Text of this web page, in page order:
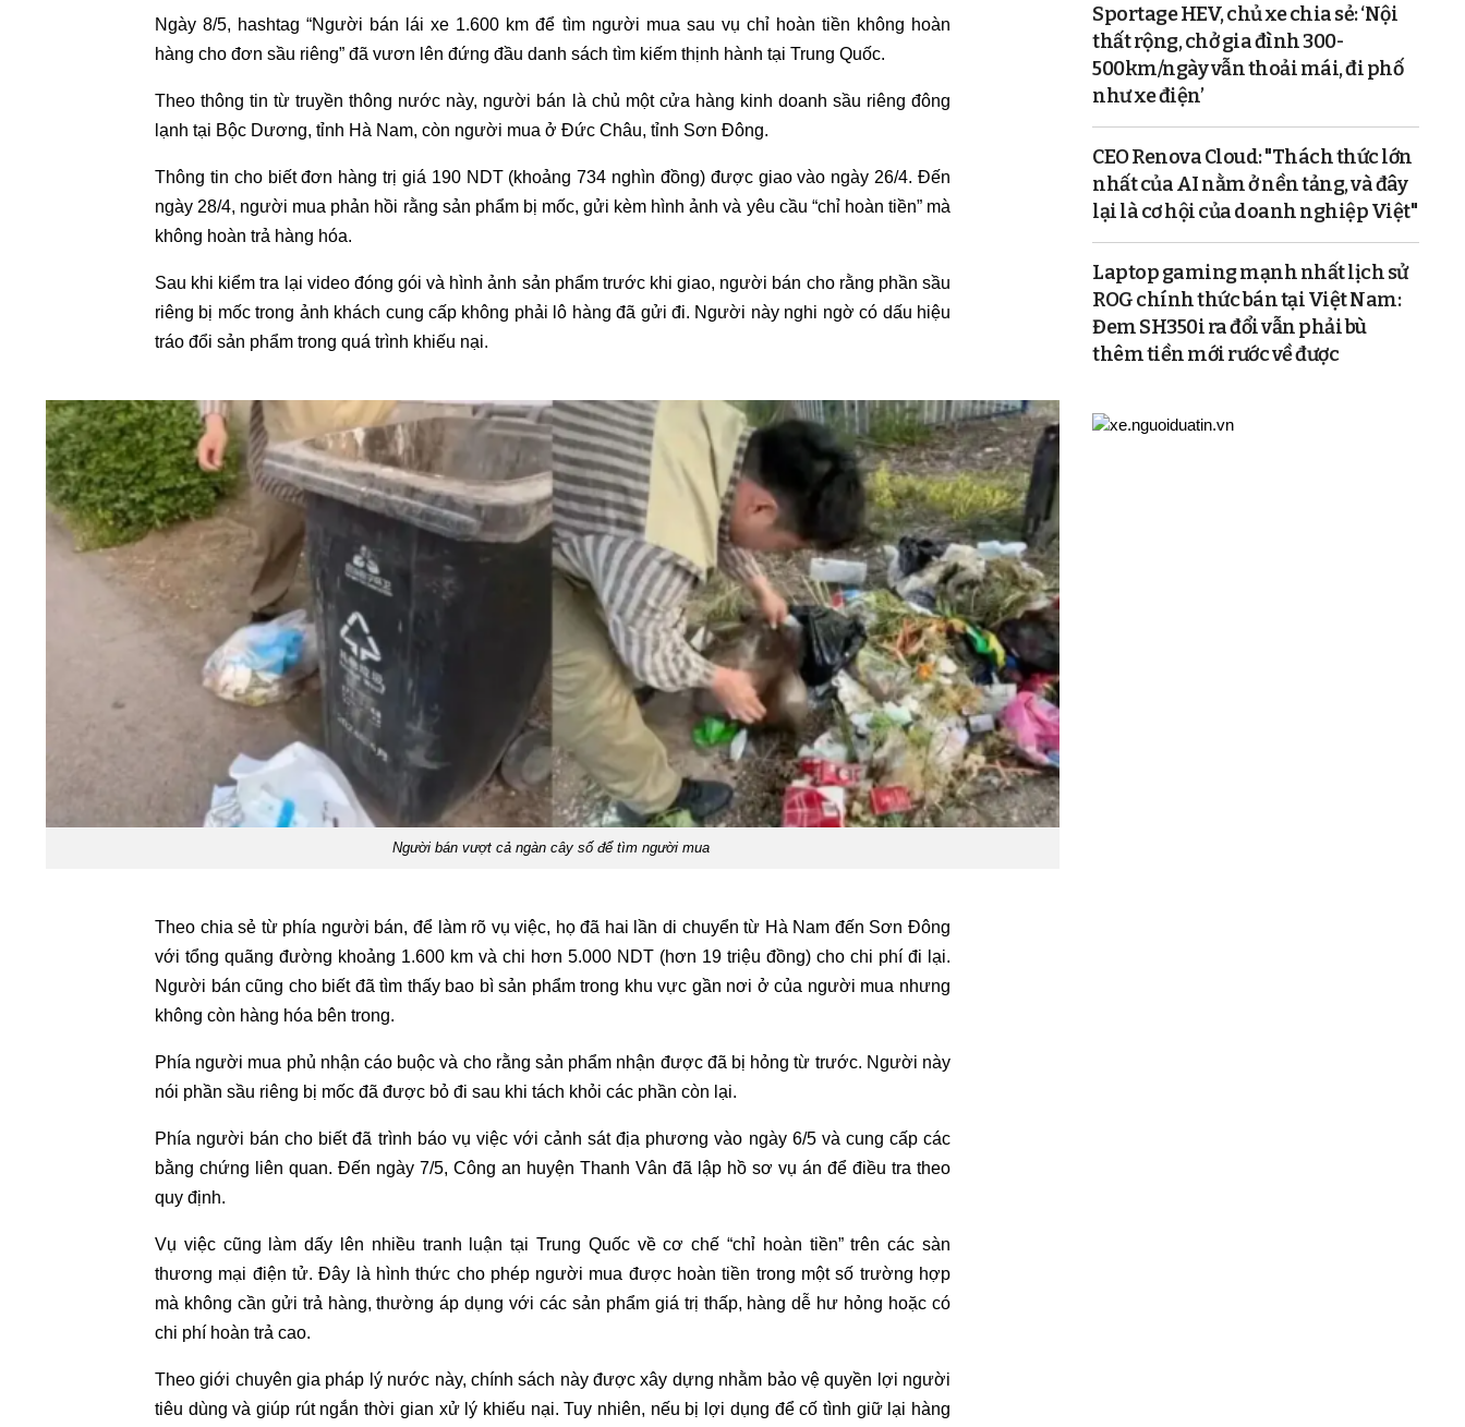
Ngày 8/5, hashtag “Người bán lái xe 1.600 km để tìm người mua sau vụ chỉ hoàn tiền không hoàn
hàng cho đơn sầu riêng” đã vươn lên đứng đầu danh sách tìm kiếm thịnh hành tại Trung Quốc.
Theo thông tin từ truyền thông nước này, người bán là chủ một cửa hàng kinh doanh sầu riêng đông
lạnh tại Bộc Dương, tỉnh Hà Nam, còn người mua ở Đức Châu, tỉnh Sơn Đông.
Thông tin cho biết đơn hàng trị giá 190 NDT (khoảng 734 nghìn đồng) được giao vào ngày 26/4. Đến
ngày 28/4, người mua phản hồi rằng sản phẩm bị mốc, gửi kèm hình ảnh và yêu cầu “chỉ hoàn tiền” mà
không hoàn trả hàng hóa.
Sau khi kiểm tra lại video đóng gói và hình ảnh sản phẩm trước khi giao, người bán cho rằng phần sầu
riêng bị mốc trong ảnh khách cung cấp không phải lô hàng đã gửi đi. Người này nghi ngờ có dấu hiệu
tráo đổi sản phẩm trong quá trình khiếu nại.
Người bán vượt cả ngàn cây số để tìm người mua
Theo chia sẻ từ phía người bán, để làm rõ vụ việc, họ đã hai lần di chuyển từ Hà Nam đến Sơn Đông
với tổng quãng đường khoảng 1.600 km và chi hơn 5.000 NDT (hơn 19 triệu đồng) cho chi phí đi lại.
Người bán cũng cho biết đã tìm thấy bao bì sản phẩm trong khu vực gần nơi ở của người mua nhưng
không còn hàng hóa bên trong.
Phía người mua phủ nhận cáo buộc và cho rằng sản phẩm nhận được đã bị hỏng từ trước. Người này
nói phần sầu riêng bị mốc đã được bỏ đi sau khi tách khỏi các phần còn lại.
Phía người bán cho biết đã trình báo vụ việc với cảnh sát địa phương vào ngày 6/5 và cung cấp các
bằng chứng liên quan. Đến ngày 7/5, Công an huyện Thanh Vân đã lập hồ sơ vụ án để điều tra theo
quy định.
Vụ việc cũng làm dấy lên nhiều tranh luận tại Trung Quốc về cơ chế “chỉ hoàn tiền” trên các sàn
thương mại điện tử. Đây là hình thức cho phép người mua được hoàn tiền trong một số trường hợp
mà không cần gửi trả hàng, thường áp dụng với các sản phẩm giá trị thấp, hàng dễ hư hỏng hoặc có
chi phí hoàn trả cao.
Theo giới chuyên gia pháp lý nước này, chính sách này được xây dựng nhằm bảo vệ quyền lợi người
tiêu dùng và giúp rút ngắn thời gian xử lý khiếu nại. Tuy nhiên, nếu bị lợi dụng để cố tình giữ lại hàng
Sportage HEV, chủ xe chia sẻ: ‘Nội
thất rộng, chở gia đình 300-
500km/ngày vẫn thoải mái, đi phố
như xe điện’
CEO Renova Cloud: "Thách thức lớn
nhất của AI nằm ở nền tảng, và đây
lại là cơ hội của doanh nghiệp Việt"
Laptop gaming mạnh nhất lịch sử
ROG chính thức bán tại Việt Nam:
Đem SH350i ra đổi vẫn phải bù
thêm tiền mới rước về được